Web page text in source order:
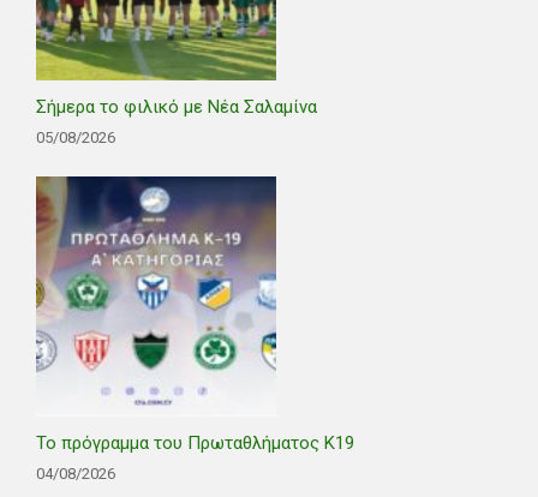
Σήμερα το φιλικό με Νέα Σαλαμίνα
05/08/2026
Το πρόγραμμα του Πρωταθλήματος Κ19
04/08/2026